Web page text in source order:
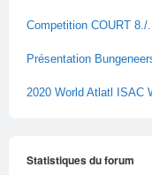
Competition COURT 8./
Présentation
2020 World Atlatl ISAC
Statistiques du forum